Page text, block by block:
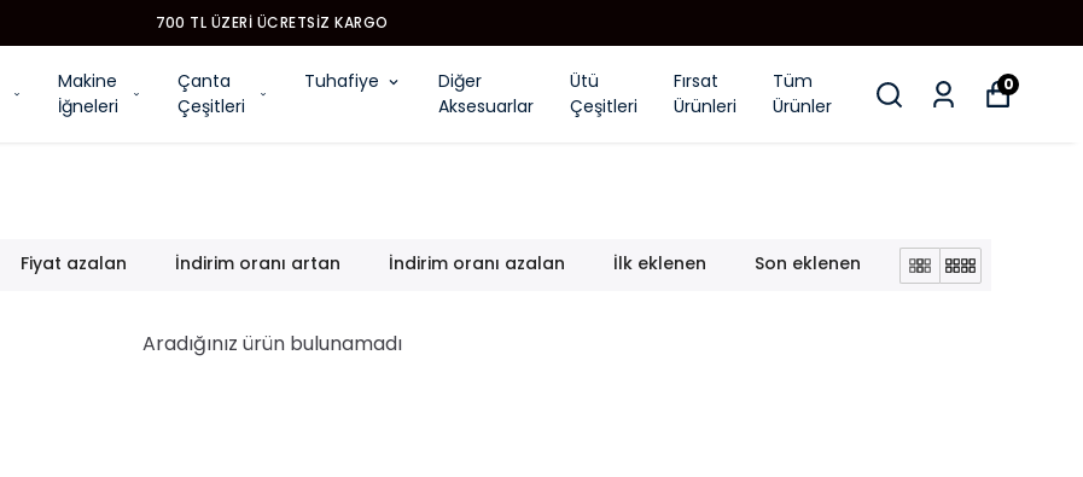
700 TL ÜZERI ÜCRETSIZ KARGO
Makine
İğneleri
Çanta
Çeşitleri
Tuhafiye
Diğer
Aksesuarlar
Ütü
Çeşitleri
Fırsat
Ürünleri
Tüm
Ürünler
0
Fiyat azalan İndirim oranı artan İndirim oranı azalan İlk eklenen Son eklenen
Aradığınız ürün bulunamadı